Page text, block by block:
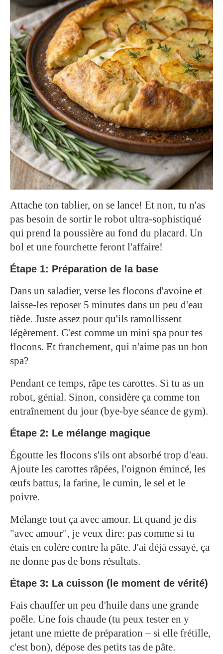
Attache ton tablier, on se lance! Et non, tu n'as
pas besoin de sortir le robot ultra-sophistiqué
qui prend la poussière au fond du placard. Un
bol et une fourchette feront l'affaire!
Étape 1: Préparation de la base
Dans un saladier, verse les flocons d'avoine et
laisse-les reposer 5 minutes dans un peu d'eau
tiède. Juste assez pour qu'ils ramollissent
légèrement. C'est comme un mini spa pour tes
flocons. Et franchement, qui n'aime pas un bon
spa?
Pendant ce temps, râpe tes carottes. Si tu as un
robot, génial. Sinon, considère ça comme ton
entraînement du jour (bye-bye séance de gym).
Étape 2: Le mélange magique
Égoutte les flocons s'ils ont absorbé trop d'eau.
Ajoute les carottes râpées, l'oignon émincé, les
œufs battus, la farine, le cumin, le sel et le
poivre.
Mélange tout ça avec amour. Et quand je dis
"avec amour", je veux dire: pas comme si tu
étais en colère contre la pâte. J'ai déjà essayé, ça
ne donne pas de bons résultats.
Étape 3: La cuisson (le moment de vérité)
Fais chauffer un peu d'huile dans une grande
poêle. Une fois chaude (tu peux tester en y
jetant une miette de préparation – si elle frétille,
c'est bon), dépose des petits tas de pâte.